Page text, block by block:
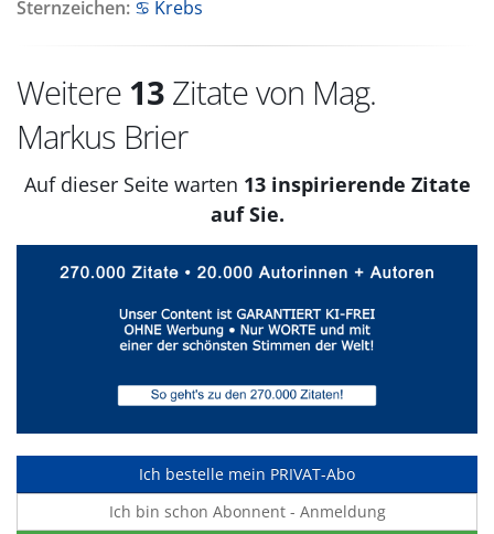
Sternzeichen: ♋ Krebs
Weitere 13 Zitate von Mag.
Markus Brier
Auf dieser Seite warten 13 inspirierende Zitate
auf Sie.
Ich bestelle mein PRIVAT-Abo
Ich bin schon Abonnent - Anmeldung